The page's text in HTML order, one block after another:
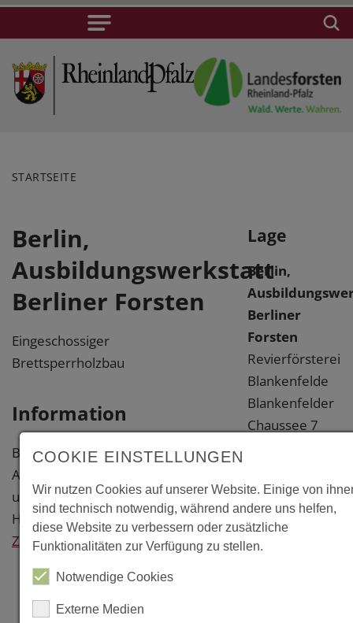
STARTSEITE
Berlin,
Ausbildungswerkstatt
Berliner Forsten
Eingeschossiger
Brettsperrholzbau
Information
Baujahr: 2023
Architekt: Landherr Architekten
und Ingenieure, Hoppegarten
Holzbau: MTN Hochbau, Berlin
Zurück
Lage
Berlin,
Berliner
Forsten
Revierförsterei
Blankenfelde
Blankenfelder
Chaussee 7
Berlin
Weitere
COOKIE EINSTELLUNGEN
Wir nutzen Cookies auf unserer Website. Einige von
sind technisch notwendig, während andere uns helfen,
diese Website zu verbessern oder zusätzliche
Funktionalitäten zur Verfügung zu stellen.
Notwendige Cookies
Externe Medien